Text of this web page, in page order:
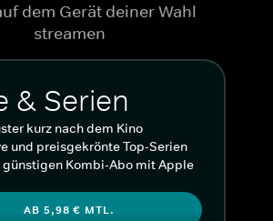
dem Gerät deiner Wahl
streamen
& Serien
kurz nach dem Kino
und preisgekrönte Top-Serien
günstigen Kombi-Abo mit Apple
AB 5,98 € MTL.